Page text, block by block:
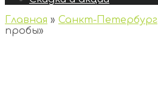
Главная » Санкт-Петербург
пробы»